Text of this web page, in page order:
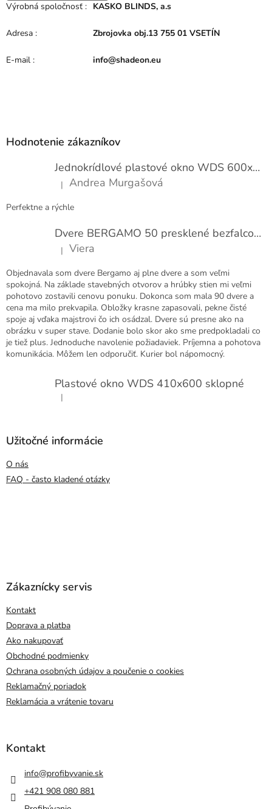
Výrobná spoločnosť : KASKO BLINDS, a.s
Adresa : Zbrojovka obj.13 755 01 VSETÍN
E-mail : info@shadeon.eu
Hodnotenie zákazníkov
Jednokrídlové plastové okno WDS 600x1000
Hodnotenie produktu je 5 z 5 hviezdičiek.
| Andrea Murgašová
Perfektne a rýchle
Dvere BERGAMO 50 presklené bezfalcové EXTRA
Hodnotenie produktu je 5 z 5 hviezdičiek.
| Viera
Objednavala som dvere Bergamo aj plne dvere a som veľmi
spokojná. Na základe stavebných otvorov a hrúbky stien mi veľmi
pohotovo zostavili cenovu ponuku. Dokonca som mala 90 dvere a
cena ma milo prekvapila. Obložky krasne zapasovali, pekne čisté
spoje aj vďaka majstrovi čo ich osádzal. Dvere sú presne ako na
obrázku v super stave. Dodanie bolo skor ako sme predpokladali co
je tiež plus. Jednoduche navolenie požiadaviek. Príjemna a pohotova
komunikácia. Môžem len odporučiť. Kurier bol nápomocný.
Plastové okno WDS 410x600 sklopné
Hodnotenie produktu je 5 z 5 hviezdičiek.
|
Užitočné informácie
O nás
FAQ - často kladené otázky
Zákaznícky servis
Kontakt
Doprava a platba
Ako nakupovať
Obchodné podmienky
Ochrana osobných údajov a poučenie o cookies
Reklamačný poriadok
Reklamácia a vrátenie tovaru
Kontakt
info@profibyvanie.sk
+421 908 080 881